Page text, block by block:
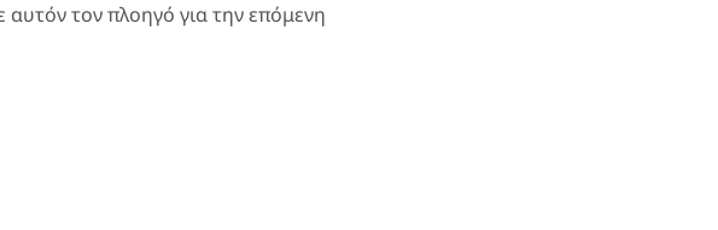
τον πλοηγό για την επόμενη